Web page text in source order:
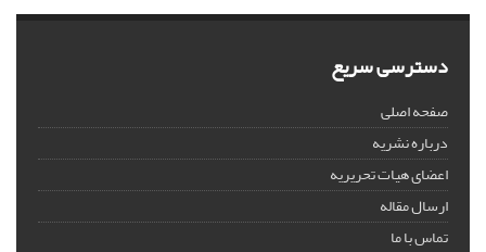
دسترسی سریع
صفحه اصلی
درباره نشریه
اعضای هیات تحریریه
ارسال مقاله
تماس با ما